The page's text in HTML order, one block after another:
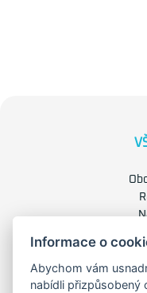
Informace o
Abychom vám
nabídli přizpůsobený